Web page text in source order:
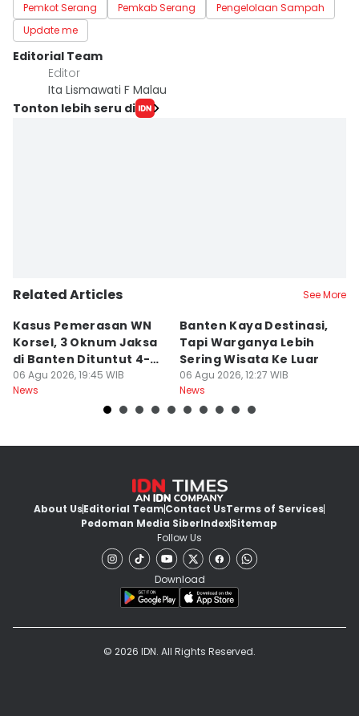
Pemkot Serang Pemkab Serang
Pengelolaan Sampah
Update me
Editorial Team
Editor
Ita Lismawati F Malau
Tonton lebih seru di
Related Articles See More
Kasus Pemerasan WN
Korsel, 3 Oknum Jaksa
di Banten Dituntut 4-5
Tahun
06 Agu 2026, 19:45 WIB
News
Banten Kaya Destinasi,
Tapi Warganya Lebih
Sering Wisata Ke Luar
06 Agu 2026, 12:27 WIB
News
About UsEditorial TeamContact UsTerms of Services
Pedoman Media SiberIndexSitemap
Follow Us
Download
© 2026 IDN. All Rights Reserved.